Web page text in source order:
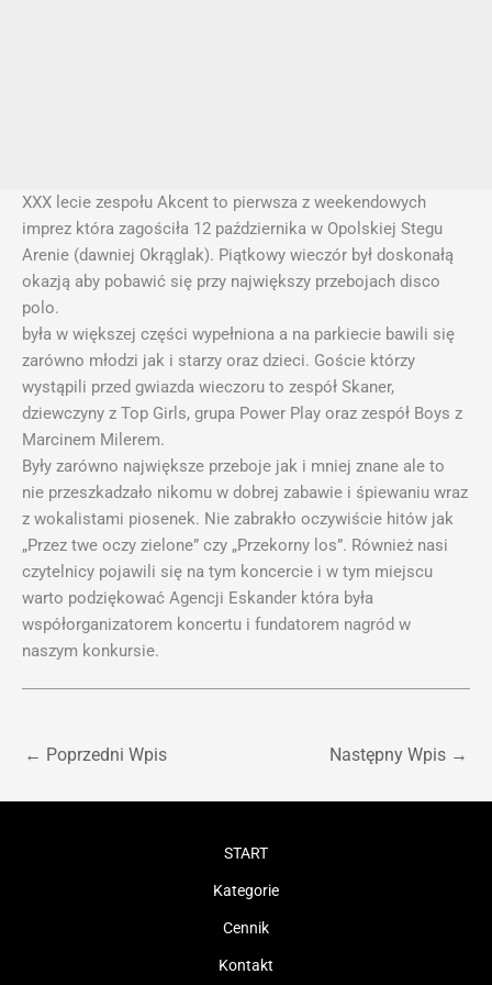
XXX lecie zespołu Akcent to pierwsza z weekendowych
imprez która zagościła 12 października w Opolskiej Stegu
Arenie (dawniej Okrąglak). Piątkowy wieczór był doskonałą
okazją aby pobawić się przy największy przebojach disco
polo.
była w większej części wypełniona a na parkiecie bawili się
zarówno młodzi jak i starzy oraz dzieci. Goście którzy
wystąpili przed gwiazda wieczoru to zespół Skaner,
dziewczyny z Top Girls, grupa Power Play oraz zespół Boys z
Marcinem Milerem.
Były zarówno największe przeboje jak i mniej znane ale to
nie przeszkadzało nikomu w dobrej zabawie i śpiewaniu wraz
z wokalistami piosenek. Nie zabrakło oczywiście hitów jak
„Przez twe oczy zielone” czy „Przekorny los”. Również nasi
czytelnicy pojawili się na tym koncercie i w tym miejscu
warto podziękować Agencji Eskander która była
współorganizatorem koncertu i fundatorem nagród w
naszym konkursie.
← Poprzedni Wpis Następny Wpis →
START
Kategorie
Cennik
Kontakt